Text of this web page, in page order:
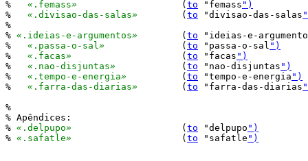
% « .femass»
			(
to "femass ")
% « .divisao-das-salas»
	(
to "divisao-das-salas
%
% « .ideias-e-argumentos»
	(
to "ideias-e-
% « .passa-o-sal»
		(
to "passa-o-sal ")
% « .facas»
			(
to "facas ")
% « .nao-disjuntas»
		(
to "nao-disjuntas ")
% « .tempo-e-energia»
		(
to "tempo-e-energia ")
% « .farra-das-diarias»
	(
to "farra-das-diarias
%
% Apêndices:
% « .delpupo»
			(
to "delpupo ")
% « .safatle»
			(
to "safatle ")